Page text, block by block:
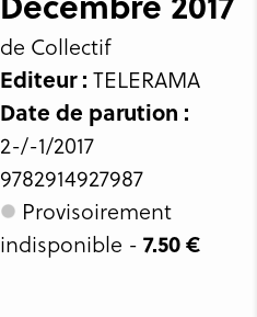
de Collectif
Editeur : TELERAMA
Date de parution :
2-/-1/2017
9782914927987
Provisoirement
indisponible - 7.50 €